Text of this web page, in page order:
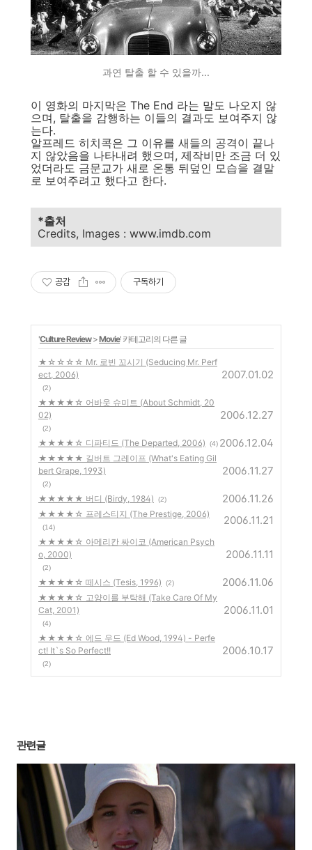
과연 탈출 할 수 있을까...
이 영화의 마지막은 The End 라는 말도 나오지 않
으며, 탈출을 감행하는 이들의 결과도 보여주지 않
는다.
알프레드 히치콕은 그 이유를 새들의 공격이 끝나
지 않았음을 나타내려 했으며, 제작비만 조금 더 있
었더라도 금문교가 새로 온통 뒤덮인 모습을 결말
로 보여주려고 했다고 한다.
*출처
Credits, Images : www.imdb.com
공감 구독하기
'Culture Review>Movie' 카테고리의 다른 글
★☆☆☆☆ Mr. 로빈 꼬시기 (Seducing Mr. Perf
ect, 2006)
(2)
2007.01.02
★★★★☆ 어바웃 슈미트 (About Schmidt, 20
02)
(2)
2006.12.27
★★★★☆ 디파티드 (The Departed, 2006) (4) 2006.12.04
★★★★★ 길버트 그레이프 (What's Eating Gil
bert Grape, 1993)
(2)
2006.11.27
★★★★★ 버디 (Birdy, 1984) (2) 2006.11.26
★★★★☆ 프레스티지 (The Prestige, 2006)
(14)
2006.11.21
★★★★☆ 아메리칸 싸이코 (American Psych
o, 2000)
(2)
2006.11.11
★★★★☆ 떼시스 (Tesis, 1996) (2) 2006.11.06
★★★★☆ 고양이를 부탁해 (Take Care Of My
Cat, 2001)
(4)
2006.11.01
★★★★☆ 에드 우드 (Ed Wood, 1994) - Perfe
ct! It`s So Perfect!!
(2)
2006.10.17
관련글